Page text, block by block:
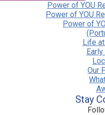
Power of YOU
Power of YOU
Power of
Life
Our
Stay